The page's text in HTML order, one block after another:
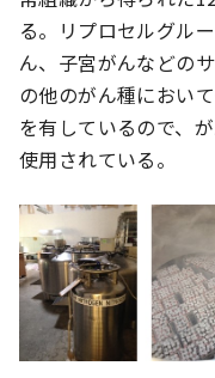
る。リプロセルグル
ん、子宮がんなどの
の他のがん種におい
を有しているので、
使用されている。